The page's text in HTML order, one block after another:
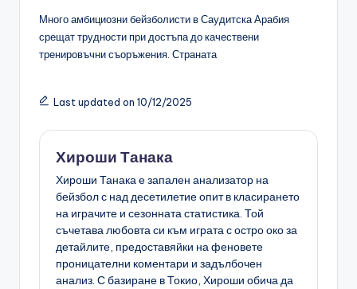
Много амбициозни бейзболисти в Саудитска Арабия
срещат трудности при достъпа до качествени
тренировъчни съоръжения. Страната
Last updated on 10/12/2025
Хироши Танака
Хироши Танака е запален анализатор на
бейзбол с над десетилетие опит в класирането
на играчите и сезонната статистика. Той
съчетава любовта си към играта с остро око за
детайлите, предоставяйки на феновете
проницателни коментари и задълбочен
анализ. С базиране в Токио, Хироши обича да